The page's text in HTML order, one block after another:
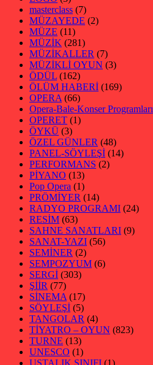
masterclass (7)
MÜZAYEDE (2)
MÜZE (11)
MÜZİK (281)
MÜZİKALLER (7)
MÜZİKLİ OYUN (3)
ÖDÜL (162)
ÖLÜM HABERİ (169)
OPERA (66)
Opera-Bale-Konser Programları
OPERET (1)
ÖYKÜ (3)
ÖZEL GÜNLER (48)
PANEL-SÖYLEŞİ (14)
PERFORMANS (2)
PİYANO (13)
Pop Opera (1)
PRÖMİYER (14)
RADYO PROGRAMI (24)
RESİM (63)
SAHNE SANATLARI (9)
SANAT-YAZI (56)
SEMİNER (2)
SEMPOZYUM (6)
SERGİ (303)
ŞİİR (77)
SİNEMA (17)
SÖYLEŞİ (5)
TANGOLAR (4)
TİYATRO – OYUN (823)
TURNE (13)
UNESCO (1)